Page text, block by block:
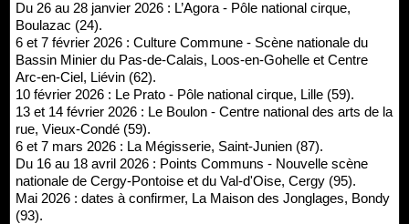
Du 26 au 28 janvier 2026 : L’Agora - Pôle national cirque,
Boulazac (24).
6 et 7 février 2026 : Culture Commune - Scène nationale du
Bassin Minier du Pas-de-Calais, Loos-en-Gohelle et Centre
Arc-en-Ciel, Liévin (62).
10 février 2026 : Le Prato - Pôle national cirque, Lille (59).
13 et 14 février 2026 : Le Boulon - Centre national des arts de la
rue, Vieux-Condé (59).
6 et 7 mars 2026 : La Mégisserie, Saint-Junien (87).
Du 16 au 18 avril 2026 : Points Communs - Nouvelle scène
nationale de Cergy-Pontoise et du Val-d'Oise, Cergy (95).
Mai 2026 : dates à confirmer, La Maison des Jonglages, Bondy
(93).